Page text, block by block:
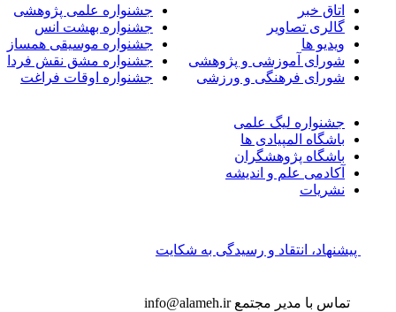
اتاق خبر
گالری تصاویر
ویدیو ها
شورای آموزشی و پژوهشی
شورای فرهنگی و ورزشی
جشنواره علمی پژوهشی
جشنواره بهشت انس
جشنواره موسیقی همساز
جشنواره مشق نقش فردا
جشنواره اوقات فراغت
جشنواره لیگ علمی
باشگاه المپیادی ها
باشگاه پژوهشگران
آکادمی علم و اندیشه
نشریات
پیشنهاد، انتقاد و رسیدگی به شکایت
تماس با مدیر مجتمعinfo@alameh.ir